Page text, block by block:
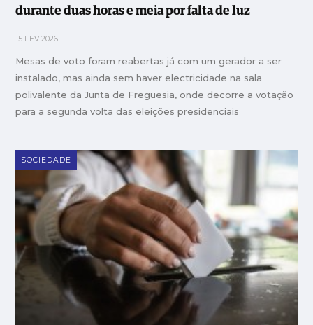
durante duas horas e meia por falta de luz
15 FEV 2026
Mesas de voto foram reabertas já com um gerador a ser
instalado, mas ainda sem haver electricidade na sala
polivalente da Junta de Freguesia, onde decorre a votação
para a segunda volta das eleições presidenciais
SOCIEDADE